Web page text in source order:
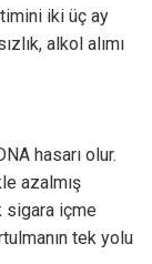
iki üç ay
alkol alımı
hasarı olur.
azalmış
sigara içme
tek yolu